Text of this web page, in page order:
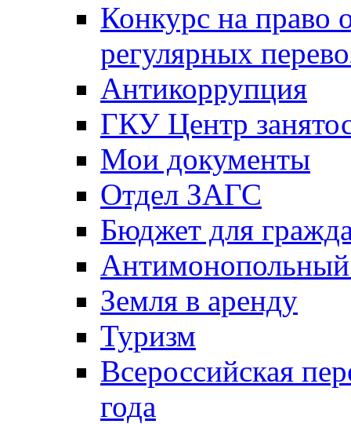
Конкурс на право
регулярных
Антикоррупция
ГКУ Центр
Мои документы
Отдел ЗАГС
Бюджет для
Антимонопольный
Земля в аренду
Туризм
Всероссийская
года